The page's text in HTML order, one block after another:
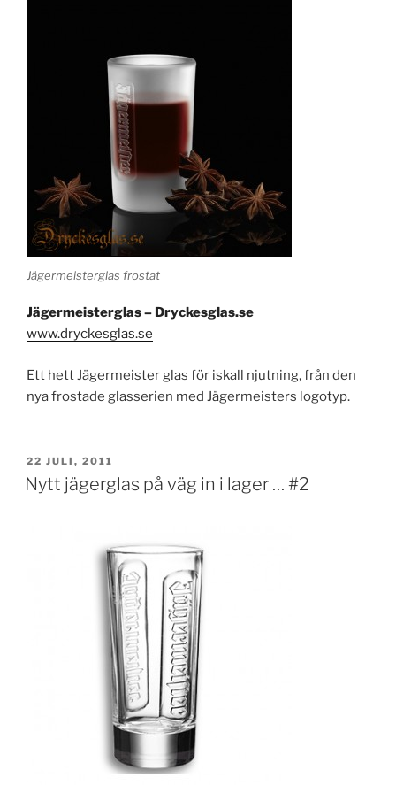
Jägermeisterglas frostat
Jägermeisterglas – Dryckesglas.se
www.dryckesglas.se
Ett hett Jägermeister glas för iskall njutning, från den
nya frostade glasserien med Jägermeisters logotyp.
PUBLICERAT
22 JULI, 2011
Nytt jägerglas på väg in i lager … #2